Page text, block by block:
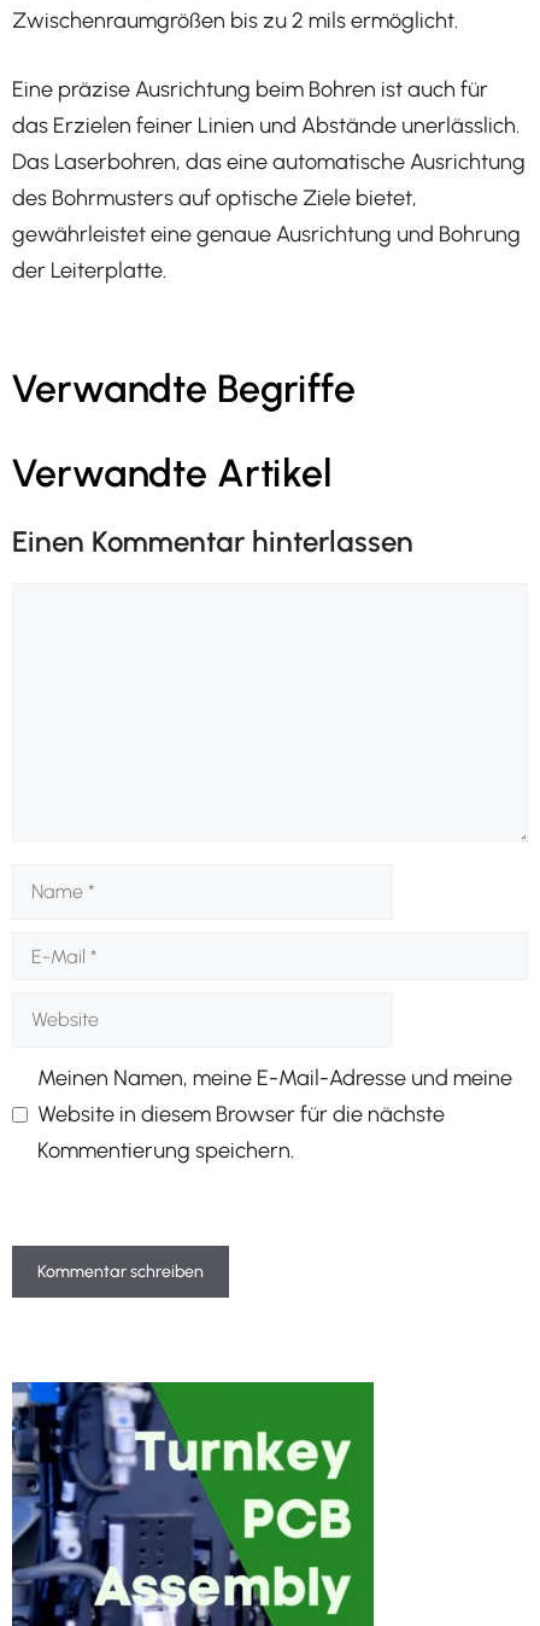
Zwischenraumgrößen bis zu 2 mils ermöglicht.
Eine präzise Ausrichtung beim Bohren ist auch für
das Erzielen feiner Linien und Abstände unerlässlich.
Das Laserbohren, das eine automatische Ausrichtung
des Bohrmusters auf optische Ziele bietet,
gewährleistet eine genaue Ausrichtung und Bohrung
der Leiterplatte.
Verwandte Begriffe
Verwandte Artikel
Einen Kommentar hinterlassen
Name
Website
Meinen Namen, meine E-Mail-Adresse und meine
Website in diesem Browser für die nächste
Kommentierung speichern.
t
e
r
a
i
v